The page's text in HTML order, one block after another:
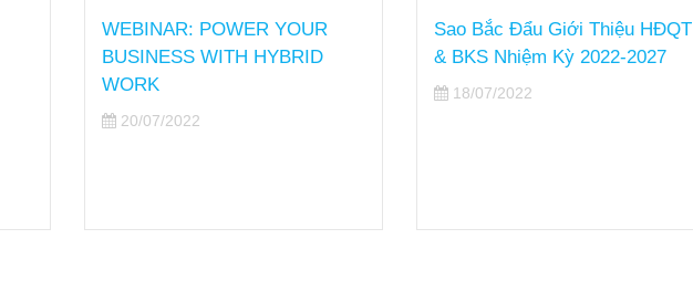
WEBINAR: POWER YOUR
BUSINESS WITH HYBRID
WORK
20/07/2022
Sao Bắc Đẩu Giới Thiệu HĐQT
& BKS Nhiệm Kỳ 2022-2027
18/07/2022